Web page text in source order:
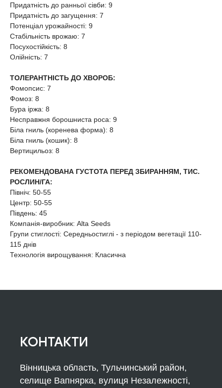
Придатність до ранньої сівби: 9
Придатність до загущення: 7
Потенціал урожайності: 9
Стабільність врожаю: 7
Посухостійкість: 8
Олійність: 7
ТОЛЕРАНТНІСТЬ ДО ХВОРОБ:
Фомопсис: 7
Фомоз: 8
Бура іржа: 8
Несправжня борошниста роса: 9
Біла гниль (коренева форма): 8
Біла гниль (кошик): 8
Вертицильоз: 8
РЕКОМЕНДОВАНА ГУСТОТА ПЕРЕД ЗБИРАННЯМ, ТИС.
РОСЛИН/ГА:
Північ: 50-55
Центр: 50-55
Південь: 45
Компанія-виробник: Alta Seeds
Групи стиглості: Середньостиглі - з періодом вегетації 110-
115 днів
Технологія вирощування: Класична
КОНТАКТИ
Вінницька область, Тульчинський район,
селище Вапнярка, вулиця Незалежності,